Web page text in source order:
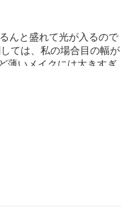
んと盛れて光が入るので
ては、私の場合目の幅が
薄いメイクには大きすぎ
に合わせやすいのも良
たが乾燥しなくて着け心